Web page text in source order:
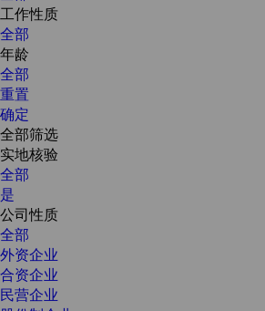
工作性质
全部
年龄
全部
重置
确定
全部筛选
实地核验
全部
是
公司性质
全部
外资企业
合资企业
民营企业